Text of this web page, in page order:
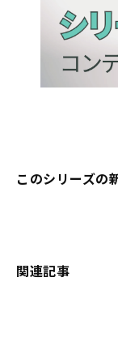
このシリーズの
関連記事